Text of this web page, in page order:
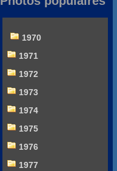
1970
1971
1972
1973
1974
1975
1976
1977